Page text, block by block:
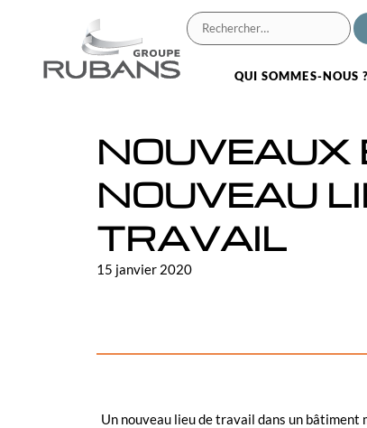
QUI SOMMES-NOUS ?
NOUVEAUX
NOUVEAU
TRAVAIL
15 janvier 2020
Un nouveau lieu de travail dans un bâtiment